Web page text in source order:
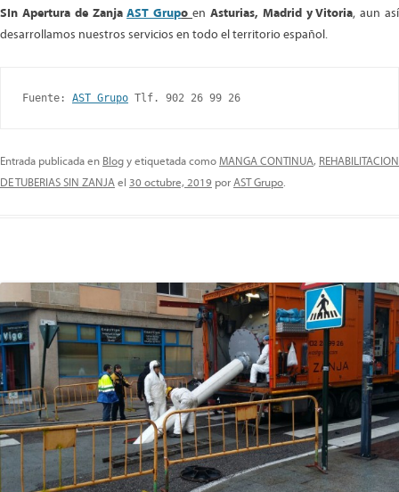
SIn Apertura de ZanjaAST Grupoen Asturias, Madrid y Vitoria, aun así
desarrollamos nuestros servicios en todo el territorio español.
Fuente: AST Grupo Tlf. 902 26 99 26
Entrada publicada en Blogy etiquetada comoMANGA CONTINUA, REHABILITACION
DE TUBERIAS SIN ZANJAel 30 octubre, 2019 porAST Grupo.